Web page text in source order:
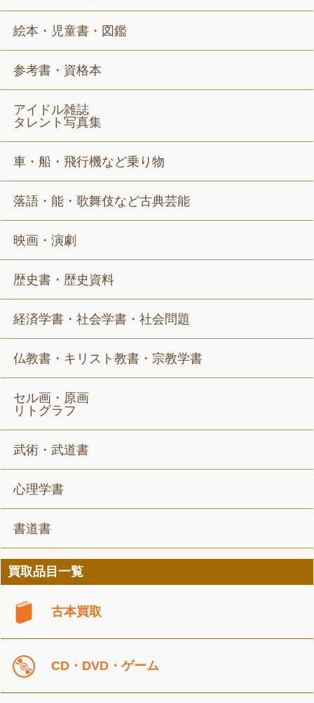
絵本・児童書・図鑑
参考書・資格本
アイドル雑誌
タレント写真集
車・船・飛行機など乗り物
落語・能・歌舞伎など古典芸能
映画・演劇
歴史書・歴史資料
経済学書・社会学書・社会問題
仏教書・キリスト教書・宗教学書
セル画・原画
リトグラフ
武術・武道書
心理学書
書道書
買取品目一覧
古本買取
CD・DVD・ゲーム